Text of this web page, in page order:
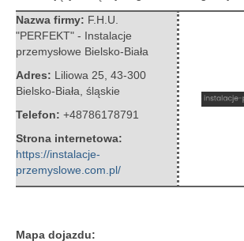
Nazwa firmy: F.H.U.
"PERFEKT" - Instalacje
przemysłowe Bielsko-Biała
Adres: Liliowa 25 43-300
Bielsko-Biała śląskie
Telefon: +48786178791
Strona internetowa:
https://instalacje-
przemyslowe.com.pl/
Mapa dojazdu: